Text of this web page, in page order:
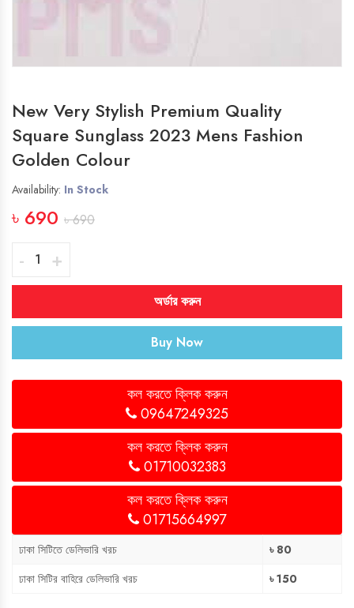
New Very Stylish Premium Quality
Square Sunglass 2023 Mens Fashion
Golden Colour
Availability: In Stock
৳ 690 ৳ 690
- +
অর্ডার করুন
Buy Now
কল করতে ক্লিক করুন
09647249325
কল করতে ক্লিক করুন
01710032383
কল করতে ক্লিক করুন
01715664997
ঢাকা সিটিতে ডেলিভারি খরচ
৳ 80
ঢাকা সিটির বাহিরে ডেলিভারি খরচ
৳ 150